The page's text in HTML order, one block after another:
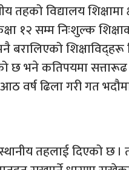
विद्यालय शिक्षामा
१२ सम्म निःशुल्क
शिक्षाविद्हरू
छ भने कतिपयमा सत्तारूढ
ढिला गरी गत भदौमा
तहलाई दिएको छ